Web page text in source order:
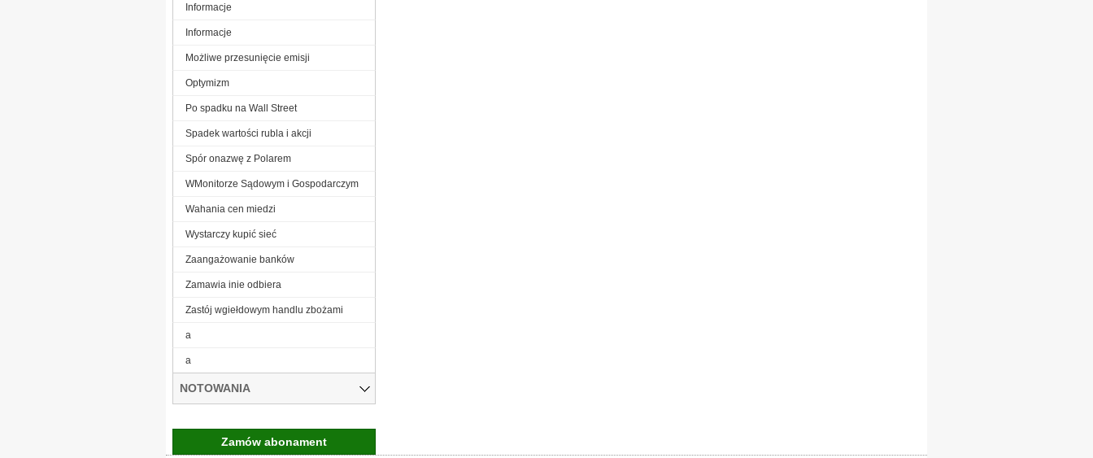
Informacje
Informacje
Możliwe przesunięcie emisji
Optymizm
Po spadku na Wall Street
Spadek wartości rubla i akcji
Spór onazwę z Polarem
WMonitorze Sądowym i Gospodarczym
Wahania cen miedzi
Wystarczy kupić sieć
Zaangażowanie banków
Zamawia inie odbiera
Zastój wgiełdowym handlu zbożami
a
a
NOTOWANIA
Zamów abonament